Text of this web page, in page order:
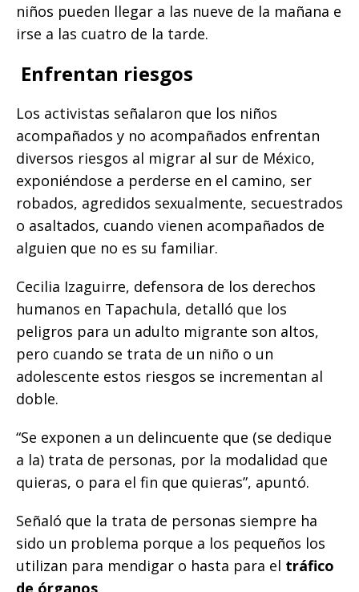
niños pueden llegar a las nueve de la mañana e
irse a las cuatro de la tarde.
Enfrentan riesgos
Los activistas señalaron que los niños
acompañados y no acompañados enfrentan
diversos riesgos al migrar al sur de México,
exponiéndose a perderse en el camino, ser
robados, agredidos sexualmente, secuestrados
o asaltados, cuando vienen acompañados de
alguien que no es su familiar.
Cecilia Izaguirre, defensora de los derechos
humanos en Tapachula, detalló que los
peligros para un adulto migrante son altos,
pero cuando se trata de un niño o un
adolescente estos riesgos se incrementan al
doble.
“Se exponen a un delincuente que (se dedique
a la) trata de personas, por la modalidad que
quieras, o para el fin que quieras”, apuntó.
Señaló que la trata de personas siempre ha
sido un problema porque a los pequeños los
utilizan para mendigar o hasta para el tráfico
de órganos